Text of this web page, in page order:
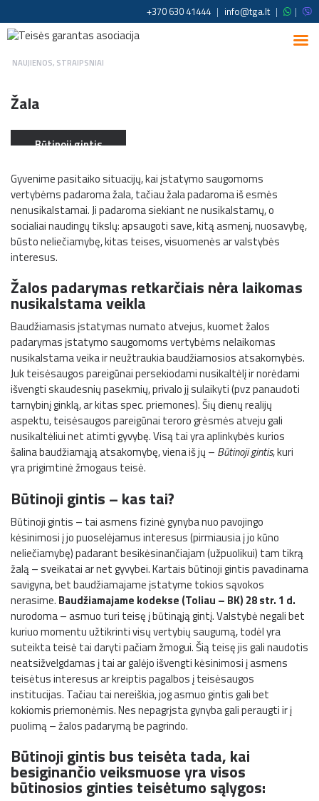
+370 630 41444 | info@tga.lt | |
NAUJIENOS, STRAIPSNIAI
Žala
Būtinoji gintis
Gyvenime pasitaiko situacijų, kai įstatymo saugomoms
vertybėms padaroma žala, tačiau žala padaroma iš esmės
nenusikalstamai. Ji padaroma siekiant ne nusikalstamų, o
socialiai naudingų tikslų: apsaugoti save, kitą asmenį, nuosavybę,
būsto neliečiamybę, kitas teises, visuomenės ar valstybės
interesus.
Žalos padarymas retkarčiais nėra laikomas
nusikalstama veikla
Baudžiamasis įstatymas numato atvejus, kuomet žalos
padarymas įstatymo saugomoms vertybėms nelaikomas
nusikalstama veika ir neužtraukia baudžiamosios atsakomybės.
Juk teisėsaugos pareigūnai persekiodami nusikaltėlį ir norėdami
išvengti skaudesnių pasekmių, privalo jį sulaikyti (pvz panaudoti
tarnybinį ginklą, ar kitas spec. priemones). Šių dienų realijų
aspektu, teisėsaugos pareigūnai teroro grėsmės atveju gali
nusikaltėliui net atimti gyvybę. Visą tai yra aplinkybės kurios
šalina baudžiamąją atsakomybę, viena iš jų – Būtinoji gintis, kuri
yra prigimtinė žmogaus teisė.
Būtinoji gintis – kas tai?
Būtinoji gintis – tai asmens fizinė gynyba nuo pavojingo
kėsinimosi į jo puoselėjamus interesus (pirmiausia į jo kūno
neliečiamybę) padarant besikėsinančiajam (užpuolikui) tam tikrą
žalą – sveikatai ar net gyvybei. Kartais būtinoji gintis pavadinama
savigyna, bet baudžiamajame įstatyme tokios sąvokos
nerasime. Baudžiamajame kodekse (Toliau – BK) 28 str. 1 d.
nurodoma – asmuo turi teisę į būtinąją gintį. Valstybė negali bet
kuriuo momentu užtikrinti visų vertybių saugumą, todėl yra
suteikta teisė tai daryti pačiam žmogui. Šią teisę jis gali naudotis
neatsižvelgdamas į tai ar galėjo išvengti kėsinimosi į asmens
teisėtus interesus ar kreiptis pagalbos į teisėsaugos
institucijas. Tačiau tai nereiškia, jog asmuo gintis gali bet
kokiomis priemonėmis. Nes nepagrįsta gynyba gali peraugti ir į
puolimą – žalos padarymą be pagrindo.
Būtinoji gintis bus teisėta tada, kai
besiginančio veiksmuose yra visos
būtinosios ginties teisėtumo sąlygos: